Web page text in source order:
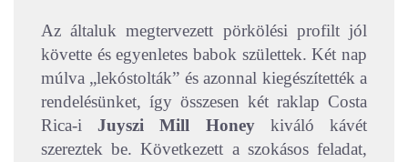
Az általuk megtervezett pörkölési profilt jól
követte és egyenletes babok születtek. Két nap
múlva „lekóstolták” és azonnal kiegészítették a
rendelésünket, így összesen két raklap Costa
Rica-iJuyszi Mill Honeykiváló kávét
szereztek be. Következett a szokásos feladat,